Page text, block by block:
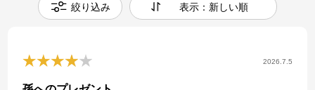
絞り込み 表示：新しい順
2026.7.5